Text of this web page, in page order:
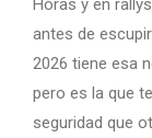
Horas y en
antes de
2026 tiene esa
pero es la que
seguridad que